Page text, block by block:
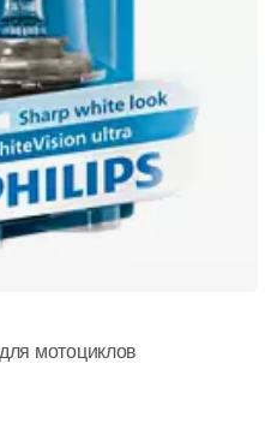
мотоциклов